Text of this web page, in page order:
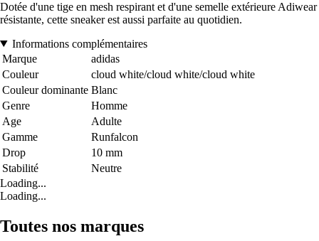
Dotée d'une tige en mesh respirant et d'une semelle extérieure Adiwear
résistante, cette sneaker est aussi parfaite au quotidien.
Informations complémentaires
Marque
adidas
Couleur
cloud white/cloud white/cloud white
Couleur dominante Blanc
Genre
Homme
Age
Adulte
Gamme
Runfalcon
Drop
10 mm
Stabilité
Neutre
Loading...
Loading...
Toutes nos marques